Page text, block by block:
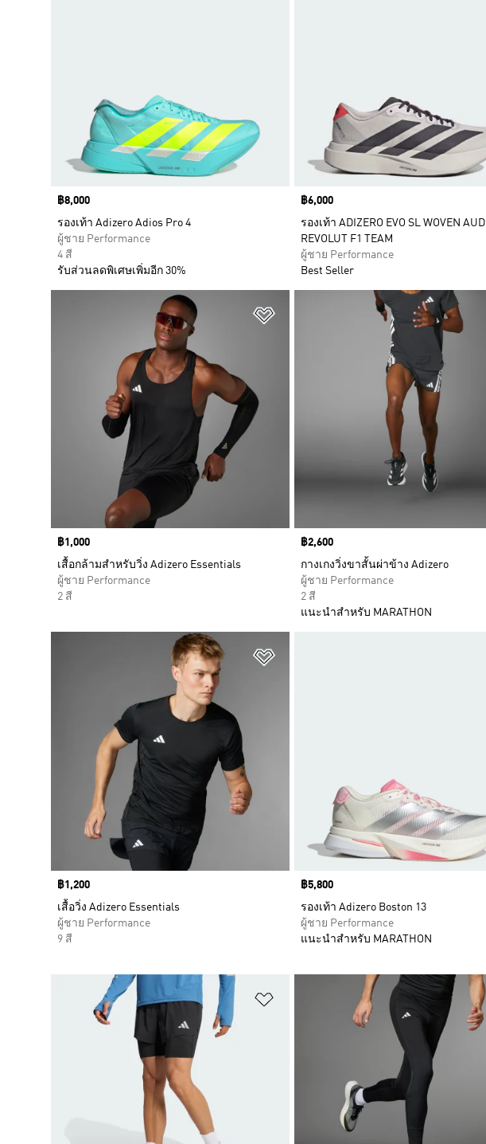
Price
฿8,000
รองเท้า Adizero Adios Pro 4
ผู้ชาย Performance
4 สี
รับส่วนลดพิเศษเพิ่มอีก 30%
Price
฿6,000
รองเท้า ADIZERO EVO SL WOVEN AUDI
REVOLUT F1 TEAM
ผู้ชาย Performance
Best Seller
เพิ่มไปยังรายการสินค้าโปรด
Price
฿1,000
เสื้อกล้ามสำหรับวิ่ง Adizero Essentials
ผู้ชาย Performance
2 สี
Price
฿2,600
กางเกงวิ่งขาสั้นผ่าข้าง Adizero
ผู้ชาย Performance
2 สี
แนะนำสำหรับ MARATHON
Price
฿1,200
เสื้อวิ่ง Adizero Essentials
ผู้ชาย Performance
9 สี
Price
฿5,800
รองเท้า Adizero Boston 13
ผู้ชาย Performance
แนะนำสำหรับ MARATHON
เพิ่มไปยังรายการสินค้าโปรด